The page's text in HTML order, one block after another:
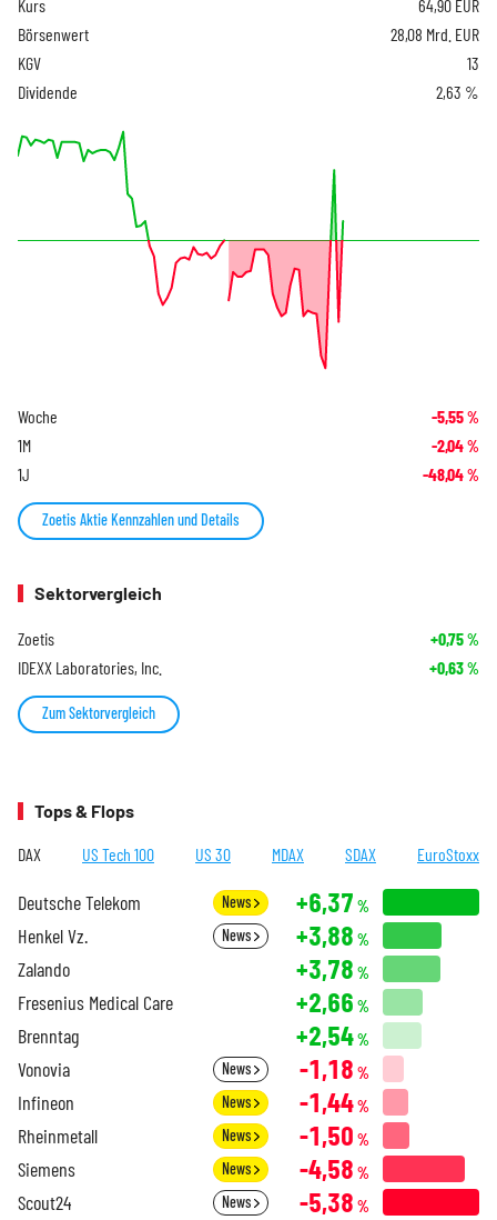
Kurs 64,90 EUR
Börsenwert
28,08 Mrd. EUR
KGV
13
Dividende
2,63 %
Woche -5,55%
1M -2,04%
1J -48,04%
Zoetis Aktie Kennzahlen und Details
Sektorvergleich
Zoetis +0,75%
IDEXX Laboratories, Inc. +0,63%
Zum Sektorvergleich
Tops & Flops
DAX US Tech 100 US 30 MDAX SDAX EuroStoxx
Deutsche Telekom News +6,37 %
Henkel Vz. News +3,88 %
Zalando +3,78 %
Fresenius Medical Care +2,66 %
Brenntag +2,54%
Vonovia News -1,18 %
Infineon News -1,44%
Rheinmetall News -1,50 %
Siemens News -4,58 %
Scout24 News -5,38 %